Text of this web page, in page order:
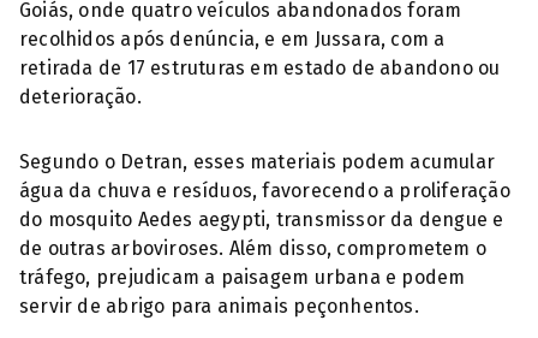
Goiás, onde quatro veículos abandonados foram
recolhidos após denúncia, e em Jussara, com a
retirada de 17 estruturas em estado de abandono ou
deterioração.
Segundo o Detran, esses materiais podem acumular
água da chuva e resíduos, favorecendo a proliferação
do mosquito Aedes aegypti, transmissor da dengue e
de outras arboviroses. Além disso, comprometem o
tráfego, prejudicam a paisagem urbana e podem
servir de abrigo para animais peçonhentos.